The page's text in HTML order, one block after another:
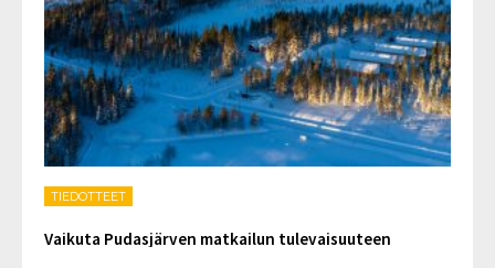
TIEDOTTEET
Vaikuta Pudasjärven matkailun tulevaisuuteen